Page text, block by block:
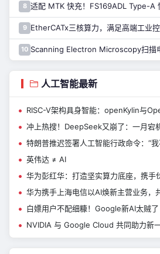
8 适配 MTK 快充！FS169ADL Type-A
9
10 Scanning Electron Microscopy扫描
人工智能最新
RISC-V架构具身智能：openKylin与OpenLoong
冲上热搜！DeepSeek又崩了：一月宕
特朗普推迟签署人工智能行政命令：“我不喜
英伟达 ≠ AI
华为彭红华：打造坚实算力底座，携手伙伴
华为携手上海电信以AI焕新主营业务，共启智
白嫖用户不配细糠！Google新AI太贼了
NVIDIA 与 Google Cloud 共同助力新